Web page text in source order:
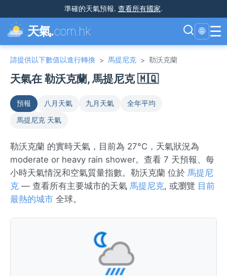
準確的天氣預報. 查看所有國家.
天氣.com.hk 🌐 ☰
請提供以下數值以進行轉換 > 馬提尼克 > 勒沃克蘭
天氣在 勒沃克蘭, 馬提尼克 🇲🇶
預報 八月天氣 九月天氣
全年平均
馬提尼克 天氣
勒沃克蘭 的實時天氣，目前為 27°C，天氣狀況為
moderate or heavy rain shower。查看 7 天預報、每
小時天氣情況和空氣質量指數。勒沃克蘭 位於 馬提尼
克 — 查看所有主要城市的天氣 馬提尼克, 或瀏覽 目前
最熱的城市 全球。